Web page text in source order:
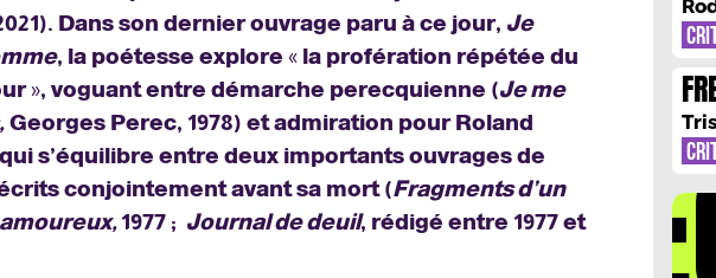
Dans son dernier ouvrage paru à ce jour, Je
, la poétesse explore « la profération répétée du
», voguant entre démarche perecquienne (Je me
Georges Perec, 1978) et admiration pour Roland
s’équilibre entre deux importants ouvrages de
conjointement avant sa mort (Fragments d’un
1977 ; Journal de deuil, rédigé entre 1977 et